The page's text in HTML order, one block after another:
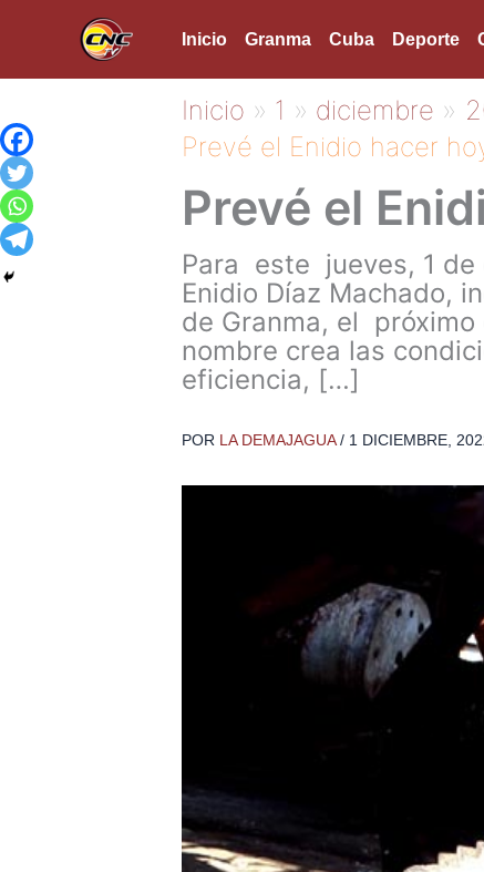
Inicio Granma Cuba Deporte
Inicio 1 diciembre
Prevé el Enidio hacer
Prevé el
Para este jueves, 1 de
Enidio Díaz Machado,
de Granma, el
nombre crea las
eficiencia, […]
POR LA DEMAJAGUA/ 1 DICIEMBRE,